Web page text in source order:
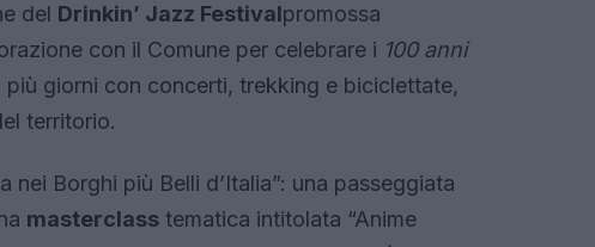
del Drinkin’ Jazz Festivalpromossa
con il Comune per celebrare i 100 anni
più giorni con concerti, trekking e biciclettate,
territorio.
Borghi più Belli d’Italia”: una passeggiata
masterclass tematica intitolata “Anime